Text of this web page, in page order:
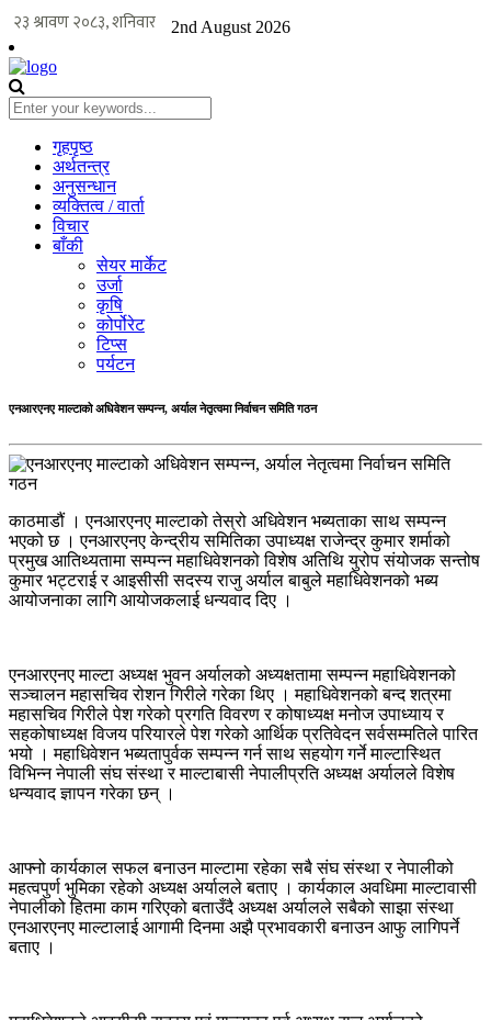
2nd August 2026
गृहपृष्ठ
अर्थतन्त्र
अनुसन्धान
व्यक्तित्व / वार्ता
विचार
बाँकी
सेयर मार्केट
उर्जा
कृषि
कोर्पोरेट
टिप्स
पर्यटन
एनआरएनए माल्टाको अधिवेशन सम्पन्न, अर्याल नेतृत्वमा निर्वाचन समिति गठन
काठमाडौं । एनआरएनए माल्टाको तेस्रो अधिवेशन भब्यताका साथ सम्पन्न
भएको छ । एनआरएनए केन्द्रीय समितिका उपाध्यक्ष राजेन्द्र कुमार शर्माको
प्रमुख आतिथ्यतामा सम्पन्न महाधिवेशनको विशेष अतिथि युरोप संयोजक सन्तोष
कुमार भट्टराई र आइसीसी सदस्य राजु अर्याल बाबुले महाधिवेशनको भब्य
आयोजनाका लागि आयोजकलाई धन्यवाद दिए ।
एनआरएनए माल्टा अध्यक्ष भुवन अर्यालको अध्यक्षतामा सम्पन्न महाधिवेशनको
सञ्चालन महासचिव रोशन गिरीले गरेका थिए । महाधिवेशनको बन्द शत्रमा
महासचिव गिरीले पेश गरेको प्रगति विवरण र कोषाध्यक्ष मनोज उपाध्याय र
सहकोषाध्यक्ष विजय परियारले पेश गरेको आर्थिक प्रतिवेदन सर्वसम्मतिले पारित
भयो । महाधिवेशन भब्यतापुर्वक सम्पन्न गर्न साथ सहयोग गर्ने माल्टास्थित
विभिन्न नेपाली संघ संस्था र माल्टाबासी नेपालीप्रति अध्यक्ष अर्यालले विशेष
धन्यवाद ज्ञापन गरेका छन् ।
आफ्नो कार्यकाल सफल बनाउन माल्टामा रहेका सबै संघ संस्था र नेपालीको
महत्वपुर्ण भुमिका रहेको अध्यक्ष अर्यालले बताए । कार्यकाल अवधिमा माल्टावासी
नेपालीको हितमा काम गरिएको बताउँदै अध्यक्ष अर्यालले सबैको साझा संस्था
एनआरएनए माल्टालाई आगामी दिनमा अझै प्रभावकारी बनाउन आफु लागिपर्ने
बताए ।